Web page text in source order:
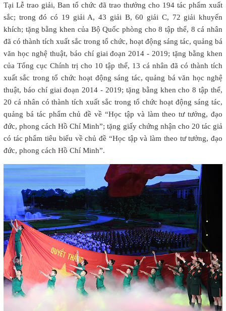
Tại Lễ trao giải, Ban tổ chức đã trao thưởng cho 194 tác phẩm xuất
sắc; trong đó có 19 giải A, 43 giải B, 60 giải C, 72 giải khuyến
khích; tặng bằng khen của Bộ Quốc phòng cho 8 tập thể, 8 cá nhân
đã có thành tích xuất sắc trong tổ chức, hoạt động sáng tác, quảng bá
văn học nghệ thuật, báo chí giai đoạn 2014 - 2019; tặng bằng khen
của Tổng cục Chính trị cho 10 tập thể, 13 cá nhân đã có thành tích
xuất sắc trong tổ chức hoạt động sáng tác, quảng bá văn học nghệ
thuật, báo chí giai đoạn 2014 - 2019; tặng bằng khen cho 8 tập thể,
20 cá nhân có thành tích xuất sắc trong tổ chức hoạt động sáng tác,
quảng bá tác phẩm chủ đề về “Học tập và làm theo tư tưởng, đạo
đức, phong cách Hồ Chí Minh”; tặng giấy chứng nhận cho 20 tác giả
có tác phẩm tiêu biểu về chủ đề “Học tập và làm theo tư tưởng, đạo
đức, phong cách Hồ Chí Minh”.